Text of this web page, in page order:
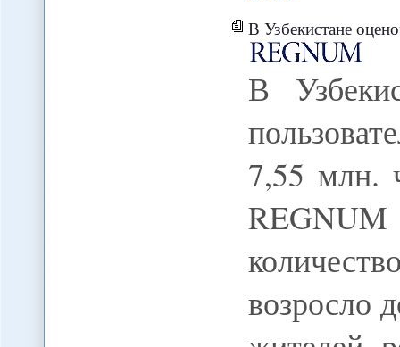
В Узбекистане оценочное
В
7,55 млн.
возросло